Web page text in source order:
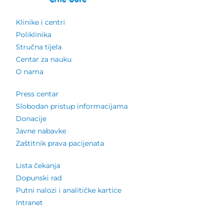
Klinike i centri
Poliklinika
Stručna tijela
Centar za nauku
O nama
Press centar
Slobodan pristup informacijama
Donacije
Javne nabavke
Zaštitnik prava pacijenata
Lista čekanja
Dopunski rad
Putni nalozi i analitičke kartice
Intranet